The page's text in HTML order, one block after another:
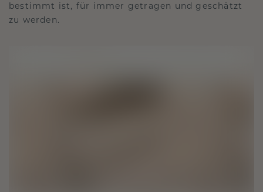
bestimmt ist, für immer getragen und geschätzt
zu werden.